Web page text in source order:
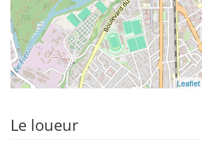
Leaflet
Le loueur